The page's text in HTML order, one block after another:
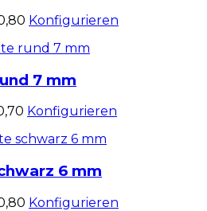
Konfigurieren
7 mm
Konfigurieren
6 mm
Konfigurieren